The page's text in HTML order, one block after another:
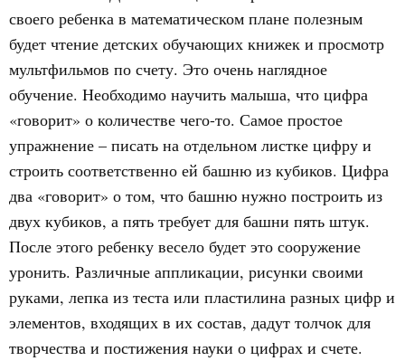
своего ребенка в математическом плане полезным
будет чтение детских обучающих книжек и просмотр
мультфильмов по счету. Это очень наглядное
обучение. Необходимо научить малыша, что цифра
«говорит» о количестве чего-то. Самое простое
упражнение – писать на отдельном листке цифру и
строить соответственно ей башню из кубиков. Цифра
два «говорит» о том, что башню нужно построить из
двух кубиков, а пять требует для башни пять штук.
После этого ребенку весело будет это сооружение
уронить. Различные аппликации, рисунки своими
руками, лепка из теста или пластилина разных цифр и
элементов, входящих в их состав, дадут толчок для
творчества и постижения науки о цифрах и счете.